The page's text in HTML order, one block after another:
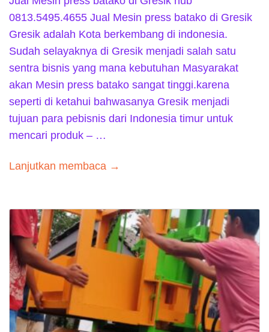
0813.5495.4655 Jual Mesin press batako di Gresik
Gresik adalah Kota berkembang di indonesia.
Sudah selayaknya di Gresik menjadi salah satu
sentra bisnis yang mana kebutuhan Masyarakat
akan Mesin press batako sangat tinggi.karena
seperti di ketahui bahwasanya Gresik menjadi
tujuan para pebisnis dari Indonesia timur untuk
mencari produk – …
Lanjutkan membaca →